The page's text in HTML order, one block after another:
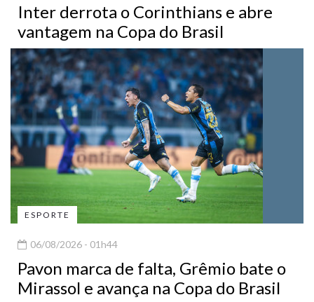
Inter derrota o Corinthians e abre
vantagem na Copa do Brasil
ESPORTE
06/08/2026 - 01h44
Pavon marca de falta, Grêmio bate o
Mirassol e avança na Copa do Brasil